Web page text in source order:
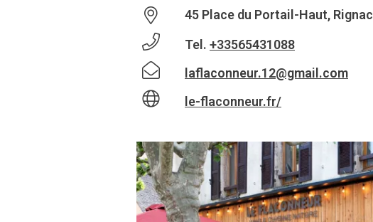
45 Place du Portail-Haut, Rignac
Tel. +33565431088
laflaconneur.12@gmail.com
le-flaconneur.fr/